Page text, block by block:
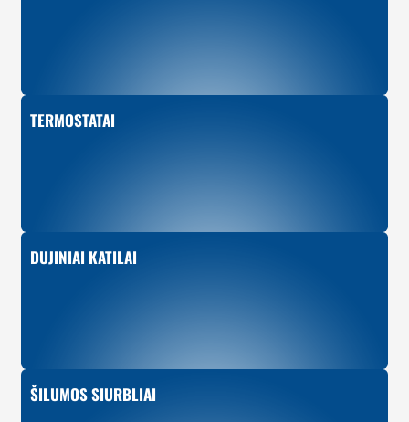
TERMOSTATAI
DUJINIAI KATILAI
ŠILUMOS SIURBLIAI